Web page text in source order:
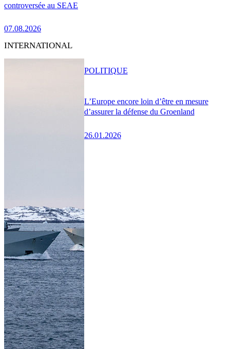
controversée au SEAE
07.08.2026
INTERNATIONAL
L’Europe encore loin d’être en mesure
d’assurer la défense du Groenland
26.01.2026
POLITIQUE